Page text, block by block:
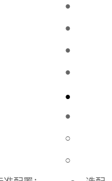
●
●
●
●
●
●
○
○